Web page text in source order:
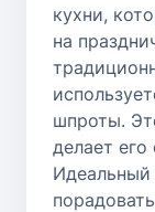
кухни,
на
шпроты.
делает
Идеальный